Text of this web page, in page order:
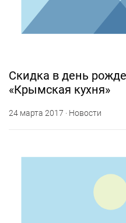
Скидка в день
«Крымская кухня»
24 марта 2017 · Новости